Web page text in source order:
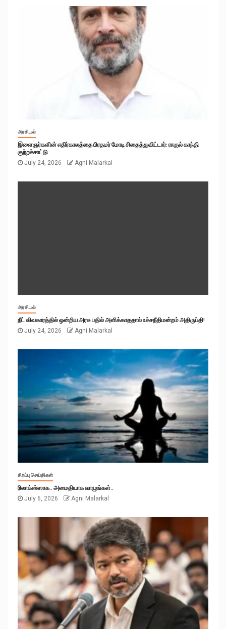
அரசியல்
இளைஞர்களின் எதிர்காலத்தை பிரதமர் மோடி சிதைத்துவிட்டார்: ராகுல் காந்தி
குற்றச்சாட்டு
July 24, 2026
Agni Malarkal
அரசியல்
நீட் விவகாரத்தில் ஒன்றிய அரசு பதில் அளிக்காததால் உச்சநீதிமன்றம் அதிருப்தி!
July 24, 2026
Agni Malarkal
சிறப்பு செய்திகள்
ரிலாக்ஸ்ஸாக.. அமைதியாக வாழுங்கள்..
July 6, 2026
Agni Malarkal